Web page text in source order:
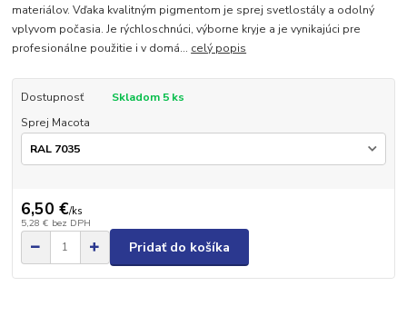
materiálov. Vďaka kvalitným pigmentom je sprej svetlostály a odolný
vplyvom počasia. Je rýchloschnúci, výborne kryje a je vynikajúci pre
profesionálne použitie i v domá... celý popis
Dostupnosť
Skladom 5 ks
Sprej Macota
6,50 €/ks
5,28 € bez DPH
Pridať do košíka